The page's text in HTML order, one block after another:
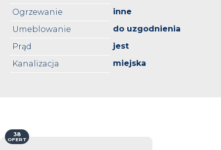
Ogrzewanie
inne
Umeblowanie
do uzgodnienia
Prąd
jest
Kanalizacja
miejska
38
OFERT